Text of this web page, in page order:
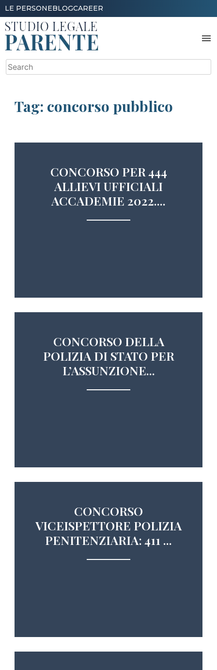
Skip
to
content
LE PERSONEBLOGCAREER
menu
Search
for:
Tag: concorso pubblico
CONCORSO PER 444
ALLIEVI UFFICIALI
ACCADEMIE 2022....
CONCORSO DELLA
POLIZIA DI STATO PER
L’ASSUNZIONE...
CONCORSO
VICEISPETTORE POLIZIA
PENITENZIARIA: 411 ...